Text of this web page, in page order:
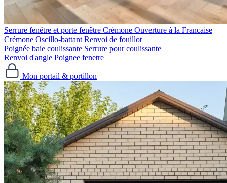
Serrure fenêtre et porte fenêtre
Crémone Ouverture à la Francaise
Crémone Oscillo-battant Renvoi de fouillot
Poignée baie coulissante Serrure pour coulissante
Renvoi d'angle Poignee fenetre
Mon portail & portillon